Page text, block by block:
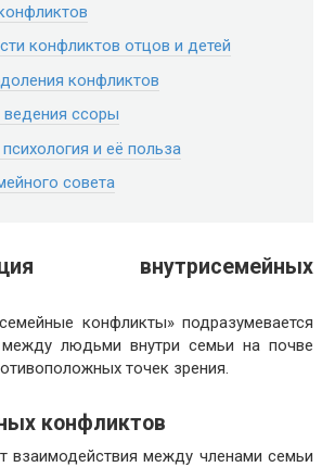
конфликтов отцов и детей
конфликтов
ведения ссоры
и её польза
совета
внутрисемейных
конфликты» подразумевается
между людьми внутри семьи на почве
точек зрения.
конфликтов
взаимодействия между членами семьи